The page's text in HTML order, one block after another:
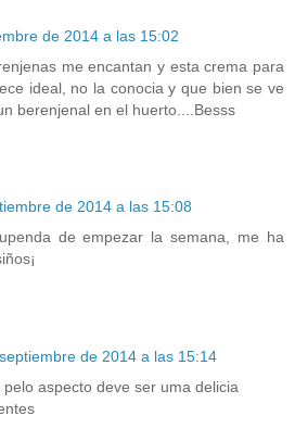
de 2014 a las 15:02
me encantan y esta crema para
ideal, no la conocia y que bien se ve
berenjenal en el huerto....Besss
de 2014 a las 15:08
de empezar la semana, me ha
de 2014 a las 15:14
aspecto deve ser uma delicia